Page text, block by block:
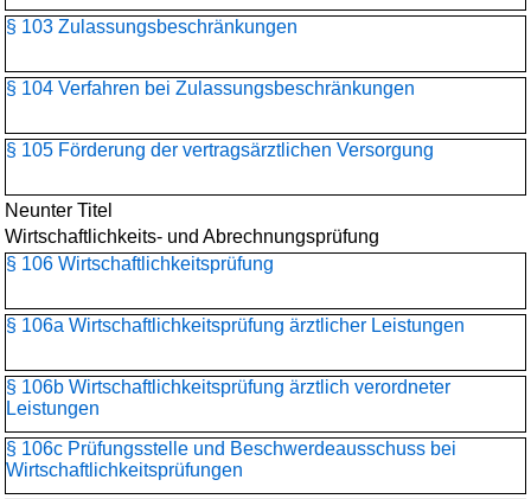
§ 103 Zulassungsbeschränkungen
§ 104 Verfahren bei Zulassungsbeschränkungen
§ 105 Förderung der vertragsärztlichen Versorgung
Neunter Titel
Wirtschaftlichkeits- und Abrechnungsprüfung
§ 106 Wirtschaftlichkeitsprüfung
§ 106a Wirtschaftlichkeitsprüfung ärztlicher Leistungen
§ 106b Wirtschaftlichkeitsprüfung ärztlich verordneter
Leistungen
§ 106c Prüfungsstelle und Beschwerdeausschuss bei
Wirtschaftlichkeitsprüfungen